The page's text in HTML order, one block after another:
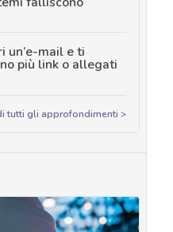
un’e-mail e ti
più link o allegati
tutti gli approfondimenti >